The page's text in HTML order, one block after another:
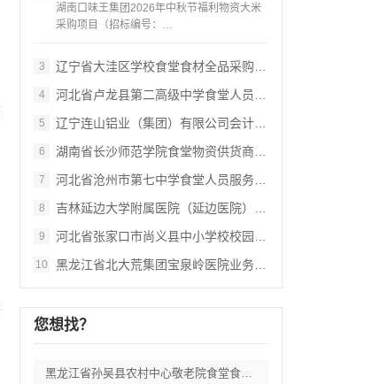
湖南口味王集团2026年中秋节福利物资大米
采购项目（招标编号：
3
辽宁省大洼区学校食堂食材全品采购配送服务
4 河北省卢龙县第二高级中学食堂人员管理服务
5 辽宁连山铝业（集团）有限公司会计外包服务
6 湖南省长沙师范学院食堂物资供货商采购项目
7 河北省沧州市第七中学食堂人员服务项目招标
8 吉林延边大学附属医院（延边医院）中药配方
9 河北省张家口市尚义县中小学校校园餐食材集
10 黑龙江省北大荒集团宝泉岭医院业务应用系统
您想找？
黑龙江省孙吴县农村中心敬老院食堂食材采购